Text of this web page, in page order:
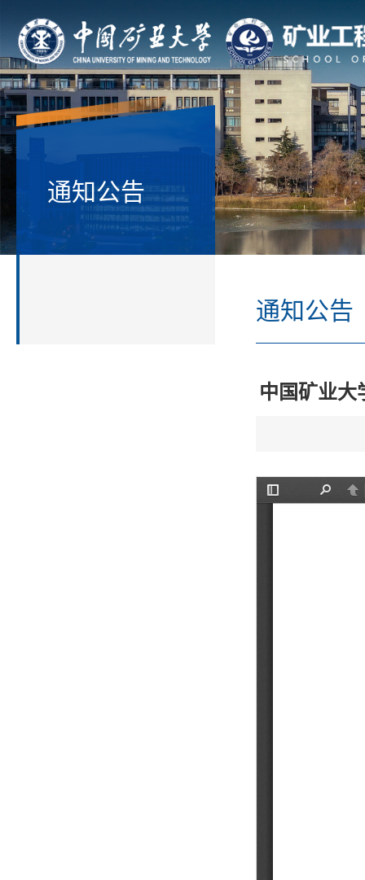
通知公告
通知公告
中国矿业大